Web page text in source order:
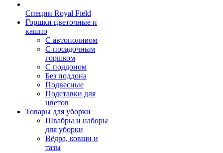
Специи Royal Field
Горшки цветочные и
кашпо
С автополивом
С посадочным
горшком
С поддоном
Без поддона
Подвесные
Подставки для
цветов
Товары для уборки
Швабры и наборы
для уборки
Вёдра, ковши и
тазы